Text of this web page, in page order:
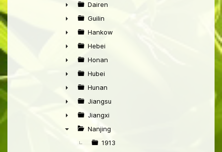
►
►
Dairen
►
Guilin
►
Hankow
►
Hebei
►
Honan
►
Hubei
►
Hunan
►
Jiangsu
►
Jiangxi
Nanjing
1913